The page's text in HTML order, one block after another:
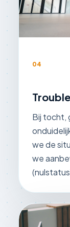
04
Bij tocht,
we de
we